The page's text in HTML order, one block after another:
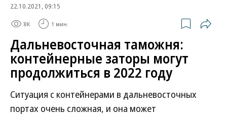
22.10.2021, 09:15
8K 1 мин.
Дальневосточная таможня:
контейнерные заторы могут
продолжиться в 2022 году
Ситуация с контейнерами в дальневосточных
портах очень сложная, и она может